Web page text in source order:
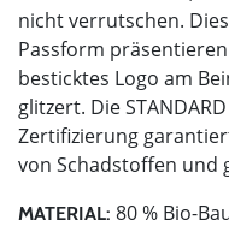
nicht verrutschen.
Passform
besticktes Logo am
glitzert. Die
Zertifizierung
von Schadstoffen und
MATERIAL: 80 % Bio-